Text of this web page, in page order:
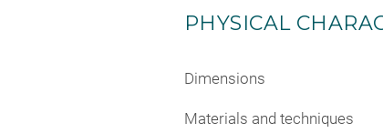
PHYSICAL
Dimensions
Materials and techniques